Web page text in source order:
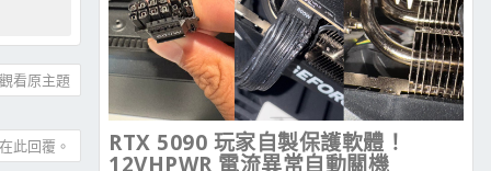
觀看原主題
此回覆。 RTX 5090 玩家自製保護軟體！
12VHPWR 電流異常自動關機